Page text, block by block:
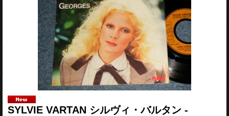
SYLVIE VARTAN シルヴィ・バルタン -